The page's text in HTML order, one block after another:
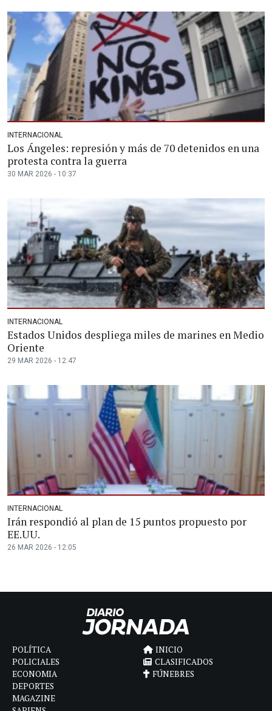
INTERNACIONAL
Los Ángeles: represión y más de 70 detenidos en una
protesta contra la guerra
30 MAR 2026 - 10:37
INTERNACIONAL
Estados Unidos despliega miles de marines en Medio
Oriente
29 MAR 2026 - 12:47
INTERNACIONAL
Irán respondió al plan de 15 puntos propuesto por
EE.UU.
26 MAR 2026 - 12:05
POLÍTICA
POLICIALES
ECONOMIA
DEPORTES
MAGAZINE
INICIO
CLASIFICADOS
FÚNEBRES